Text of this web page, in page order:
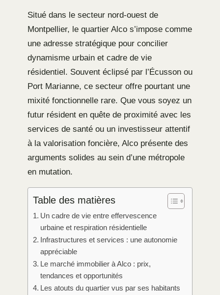
Situé dans le secteur nord-ouest de
Montpellier, le quartier Alco s’impose comme
une adresse stratégique pour concilier
dynamisme urbain et cadre de vie
résidentiel. Souvent éclipsé par l’Écusson ou
Port Marianne, ce secteur offre pourtant une
mixité fonctionnelle rare. Que vous soyez un
futur résident en quête de proximité avec les
services de santé ou un investisseur attentif
à la valorisation foncière, Alco présente des
arguments solides au sein d’une métropole
en mutation.
Table des matières
Un cadre de vie entre effervescence
urbaine et respiration résidentielle
Infrastructures et services : une autonomie
appréciable
Le marché immobilier à Alco : prix,
tendances et opportunités
Les atouts du quartier vus par ses habitants